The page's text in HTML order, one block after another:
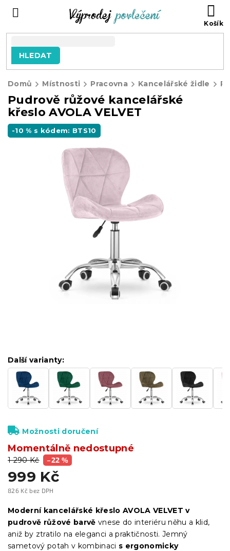
HLEDAT
Domů Místnosti Pracovna Kancelářské židle
Pudrově růžové kancelářské
křeslo AVOLA VELVET
-10 % s kódem: BTS10
1 290 Kč –22 %
999 Kč
826 Kč bez DPH
cena:
Momentálně nedostupné
Další varianty:
Možnosti doručení
Moderní kancelářské křeslo AVOLA VELVET v
pudrově růžové barvě vnese do interiéru něhu a klid,
aniž by ztratilo na eleganci a praktičnosti. Jemný
sametový potah v kombinaci s ergonomicky